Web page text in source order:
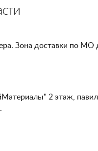
Зона доставки по
2 этаж,